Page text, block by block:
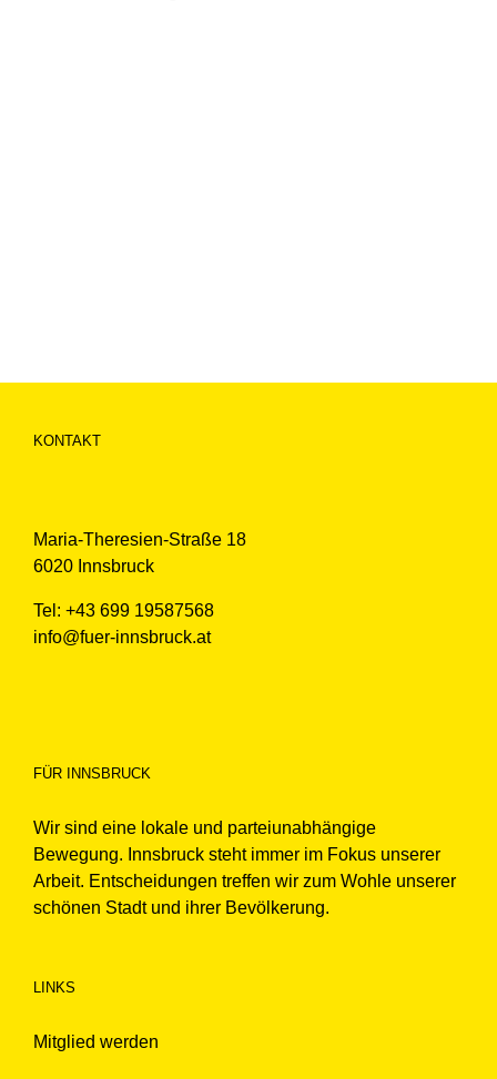
KONTAKT
Maria-Theresien-Straße 18
6020 Innsbruck
Tel: +43 699 19587568
info@fuer-innsbruck.at
FÜR INNSBRUCK
Wir sind eine lokale und parteiunabhängige
Bewegung. Innsbruck steht immer im Fokus unserer
Arbeit. Entscheidungen treffen wir zum Wohle unserer
schönen Stadt und ihrer Bevölkerung.
LINKS
Mitglied werden